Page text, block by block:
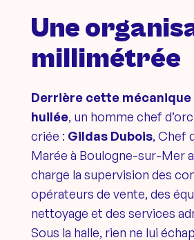
Une
millimétrée
Derrière cette
huilée, un homme chef
criée : Gildas Dubois, Chef
Marée à Boulogne-sur-Mer
charge la supervision des
opérateurs de vente, des
nettoyage et des services
Sous la halle, rien ne lui